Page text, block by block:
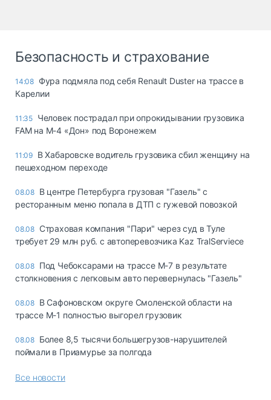
Безопасность и страхование
14:08 Фура подмяла под себя Renault Duster на трассе в
Карелии
11:35 Человек пострадал при опрокидывании грузовика
FAM на М-4 «Дон» под Воронежем
11:09 В Хабаровске водитель грузовика сбил женщину на
пешеходном переходе
08.08 В центре Петербурга грузовая "Газель" с
ресторанным меню попала в ДТП с гужевой повозкой
08.08 Страховая компания "Пари" через суд в Туле
требует 29 млн руб. с автоперевозчика Kaz TralServiece
08.08 Под Чебоксарами на трассе М-7 в результате
столкновения с легковым авто перевернулась "Газель"
08.08 В Сафоновском округе Смоленской области на
трассе М-1 полностью выгорел грузовик
08.08 Более 8,5 тысячи большегрузов-нарушителей
поймали в Приамурье за полгода
Все новости